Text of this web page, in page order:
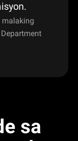
malaking
sa